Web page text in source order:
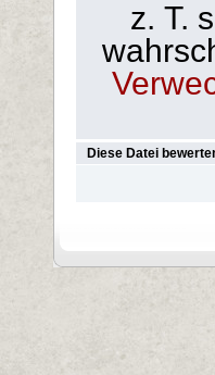
z. T.
Diese Datei